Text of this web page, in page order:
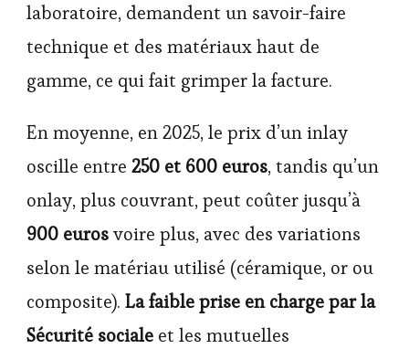
laboratoire, demandent un savoir-faire
technique et des matériaux haut de
gamme, ce qui fait grimper la facture.
En moyenne, en 2025, le prix d’un inlay
oscille entre 250 et 600 euros, tandis qu’un
onlay, plus couvrant, peut coûter jusqu’à
900 eurosvoire plus, avec des variations
selon le matériau utilisé (céramique, or ou
composite). La faible prise en charge par la
Sécurité sociale et les mutuelles